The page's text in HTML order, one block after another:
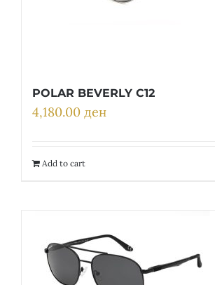
POLAR BEVERLY C12
4,180.00 ден
Add to cart